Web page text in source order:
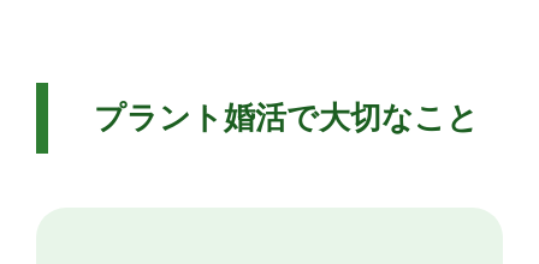
プラント婚活で大切なこと